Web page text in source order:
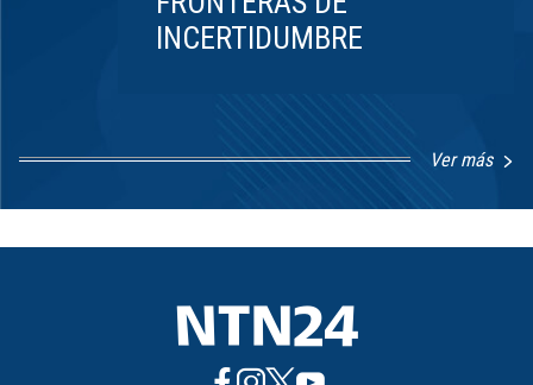
INCERTIDUMBRE
Ver más
8